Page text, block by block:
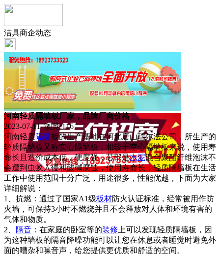
洁具商企动态
河南轻质隔墙板厂家，品牌厂商价格
2023-07-11 浏览:116
河南轻质隔墙板的生产基地在河北唐山瑞尔法公司，所生产的
轻质隔墙板又称实心隔墙板，相较于空心隔墙板来说，使用寿
命长且造价成本低，硬度强，芯部是水泥混合聚酯纤维泡沫不
会遭到虫蚁入侵和酸碱腐蚀，使用寿命长，轻质隔墙板在生活
工作中使用范围十分广泛，用途很多，性能优越，下面为大家
详细解说：
1、抗燃：通过了国家A1级板材防火认证标准，经常被用作防
火墙，可保持3小时不燃烧并且不会释放对人体和环境有害的
气体和物质。
2、
隔音 ：在家庭的卧室等的装修 上可以发现轻质隔墙板，因
为这种墙板的隔音降噪功能可以让您在休息或者睡觉时避免外
面的嘈杂和噪音声，给您提供更优质和舒适的空间。